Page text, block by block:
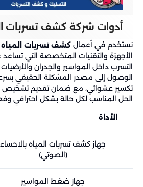
أدوات شركة كشف تسربات
نستخدم في أعمال كشف تسربات
الأجهزة والتقنيات المتخصصة التي
التسرب داخل المواسير والجدران والأرضيات
الوصول إلى مصدر المشكلة الحقيقي
تكسير عشوائي، مع ضمان تقديم تشخيص
الحل المناسب لكل حالة بشكل احترافي
الأداة
جهاز كشف تسربات المياه بالاحساء
(الصوتي)
جهاز ضغط المواسير